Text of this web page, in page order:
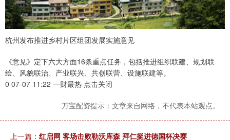
杭州发布推进乡村片区组团发展实施意见
《意见》定下六大方面16条重点任务，包括推进组织联建、规划联
绘、风貌联治、产业联兴、共创联营、设施联建等。
0 07-07 11:22 一财最热 点击关闭
万宝配资提示：文章来自网络，不代表本站观点。
上一篇： 红启网 客场击败勒沃库森 拜仁挺进德国杯决赛